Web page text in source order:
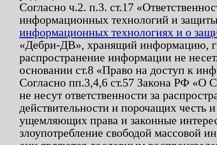
Согласно ч.2. п.3. ст.17
информационных технологий и
информационных технологиях и о
«Дебри-ДВ», хранящий информацию,
распространение информации не
основании ст.8 «Право на доступ к
Согласно пп.3,4,6 ст.57 Закона РФ «О
не несут ответственности за
действительности и порочащих честь
ущемляющих права и законные
злоупотребление свободой массовой